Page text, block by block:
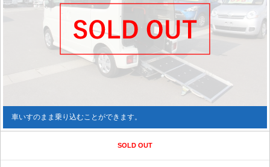
車いすのまま乗り込むことができます。
SOLD OUT